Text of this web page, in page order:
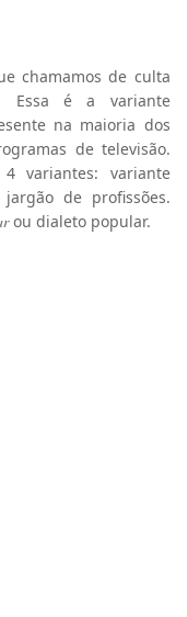
chamamos de culta
Essa é a variante
na maioria dos
de televisão.
variantes: variante
de profissões.
ou dialeto popular.